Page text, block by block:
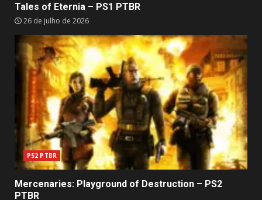
Tales of Eternia – PS1 PTBR
26 de julho de 2026
PS2 PTBR
Mercenaries: Playground of Destruction – PS2
PTBR